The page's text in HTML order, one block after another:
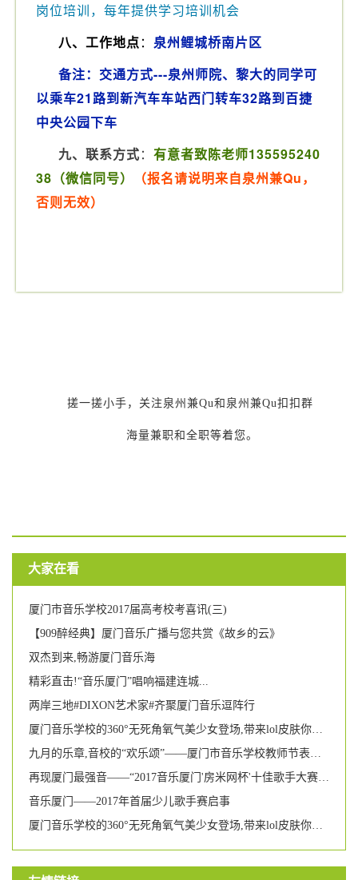
岗位培训，每年提供学习培训机会
八、工作地点： 泉州鲤城桥南片区
备注：交通方式---泉州师院、黎大的同学可
以乘车21路到新汽车车站西门转车32路到百捷
中央公园下车
九、联系方式： 有意者致陈老师135595240
38（微信同号）
（报名请说明来自泉州兼Qu，
否则无效）
搓一搓小手，关注泉州兼Qu和泉州兼Qu扣扣群
海量兼职和全职等着您。
大家在看
厦门市音乐学校2017届高考校考喜讯(三)
【909醉经典】厦门音乐广播与您共赏《故乡的云》
双杰到来,畅游厦门音乐海
精彩直击!“音乐厦门”唱响福建连城...
两岸三地#DIXON艺术家#齐聚厦门音乐逗阵行
厦门音乐学校的360°无死角氧气美少女登场,带来lol皮肤你要不要?
九月的乐章,音校的“欢乐颂”——厦门市音乐学校教师节表彰大会暨文艺汇演
再现厦门最强音——“2017音乐厦门'房米网杯'十佳歌手大赛”圆满落幕
音乐厦门——2017年首届少儿歌手赛启事
厦门音乐学校的360°无死角氧气美少女登场,带来lol皮肤你要不要?